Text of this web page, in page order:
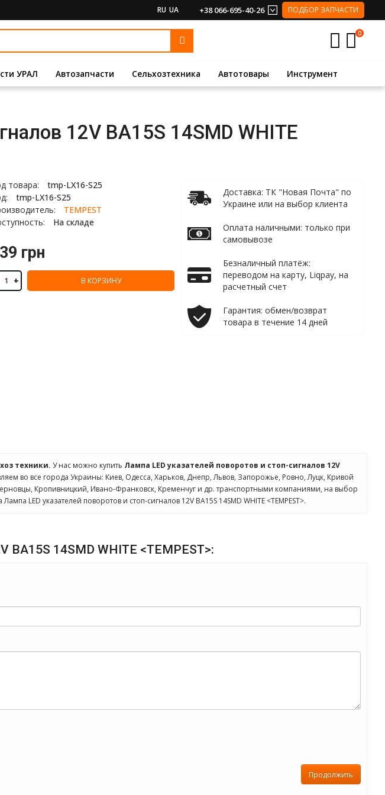
RU UA +38 066-695-40-26 ПОДБОР ЗАПЧАСТИ
0
УРАЛ Автозапчасти Сельхозтехника Автотовары Инструмент
12V BA15S 14SMD WHITE
товара:
tmp-LX16-S25
tmp-LX16-S25
TEMPEST
На складе
грн
+ В КОРЗИНУ
Доставка: ТК "Новая Почта" по
Украине или на выбор клиента
Оплата наличными: только при
самовывозе
Безналичный платёж:
переводом на карту, Liqpay, на
расчетный счет
Гарантия: обмен/возврат
товара в течение 14 дней
техники. У нас можно купить Лампа LED указателей поворотов и стоп-сигналов 12V
во все города Украины: Киев, Одесса, Харьков, Днепр, Львов, Запорожье, Ровно, Луцк, Кривой
Кропивницкий, Ивано-Франковск, Кременчуг и др. транспортными компаниями, на выбор
LED указателей поворотов и стоп-сигналов 12V BA15S 14SMD WHITE <TEMPEST>.
BA15S 14SMD WHITE <TEMPEST>:
Продолжить